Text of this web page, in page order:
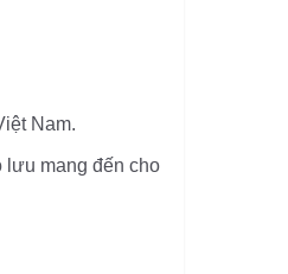
Nam.
mang đến cho